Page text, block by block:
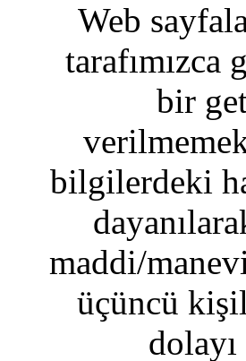
Web
bir
bilgilerdeki
maddi/
üçüncü